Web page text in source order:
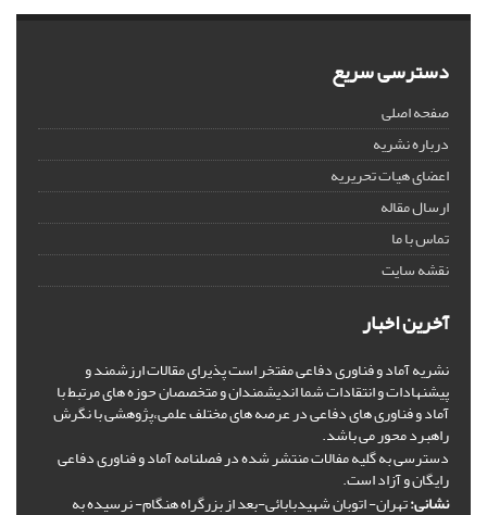
دسترسی سریع
صفحه اصلی
درباره نشریه
اعضای هیات تحریریه
ارسال مقاله
تماس با ما
نقشه سایت
آخرین اخبار
نشریه آماد و فناوری دفاعی مفتخر است پذیرای مقالات ارزشمند و
پیشنهادات و انتقادات شما اندیشمندان و متخصصان حوزه های مرتبط با
آماد و فناوری های دفاعی در عرصه های مختلف علمی،پژوهشی با نگرش
راهبرد محور می باشد.
دسترسی به گلیه مفالات منتشر شده در فصلنامه آماد و فناوری دفاعی
رایگان و آزاد است.
نشانی:تهران- اتوبان شهیدبابائی-بعد از بزرگراه هنگام- نرسیده به